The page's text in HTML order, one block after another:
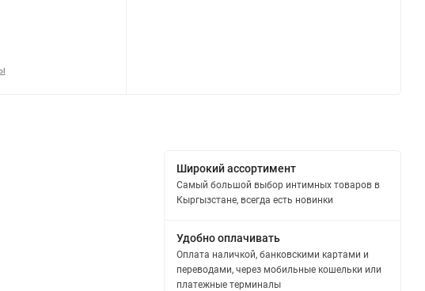
Широкий ассортимент
Самый большой выбор интимных товаров в
Кыргызстане, всегда есть новинки
Удобно оплачивать
Оплата наличкой, банковскими картами и
переводами, через мобильные кошельки или
платежные терминалы